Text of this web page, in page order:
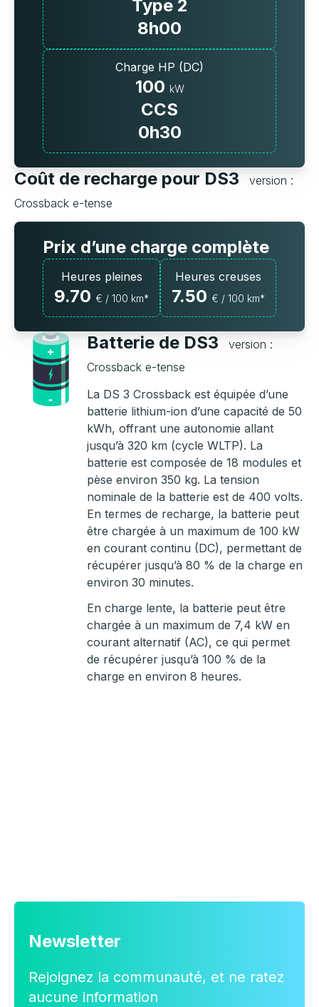
Type 2
8h00
Charge HP (DC)
100 kW
CCS
0h30
Coût de recharge pour DS3
version :
Crossback e-tense
Prix d’une charge complète
Heures pleines
9.70 € / 100 km*
Heures creuses
7.50 € / 100 km*
Batterie de DS3
version :
Crossback e-tense
La DS 3 Crossback est équipée d’une
batterie lithium-ion d’une capacité de 50
kWh, offrant une autonomie allant
jusqu’à 320 km (cycle WLTP). La
batterie est composée de 18 modules et
pèse environ 350 kg. La tension
nominale de la batterie est de 400 volts.
En termes de recharge, la batterie peut
être chargée à un maximum de 100 kW
en courant continu (DC), permettant de
récupérer jusqu’à 80 % de la charge en
environ 30 minutes.
En charge lente, la batterie peut être
chargée à un maximum de 7,4 kW en
courant alternatif (AC), ce qui permet
de récupérer jusqu’à 100 % de la
charge en environ 8 heures.
Newsletter
Rejoignez la communauté, et ne ratez
aucune information